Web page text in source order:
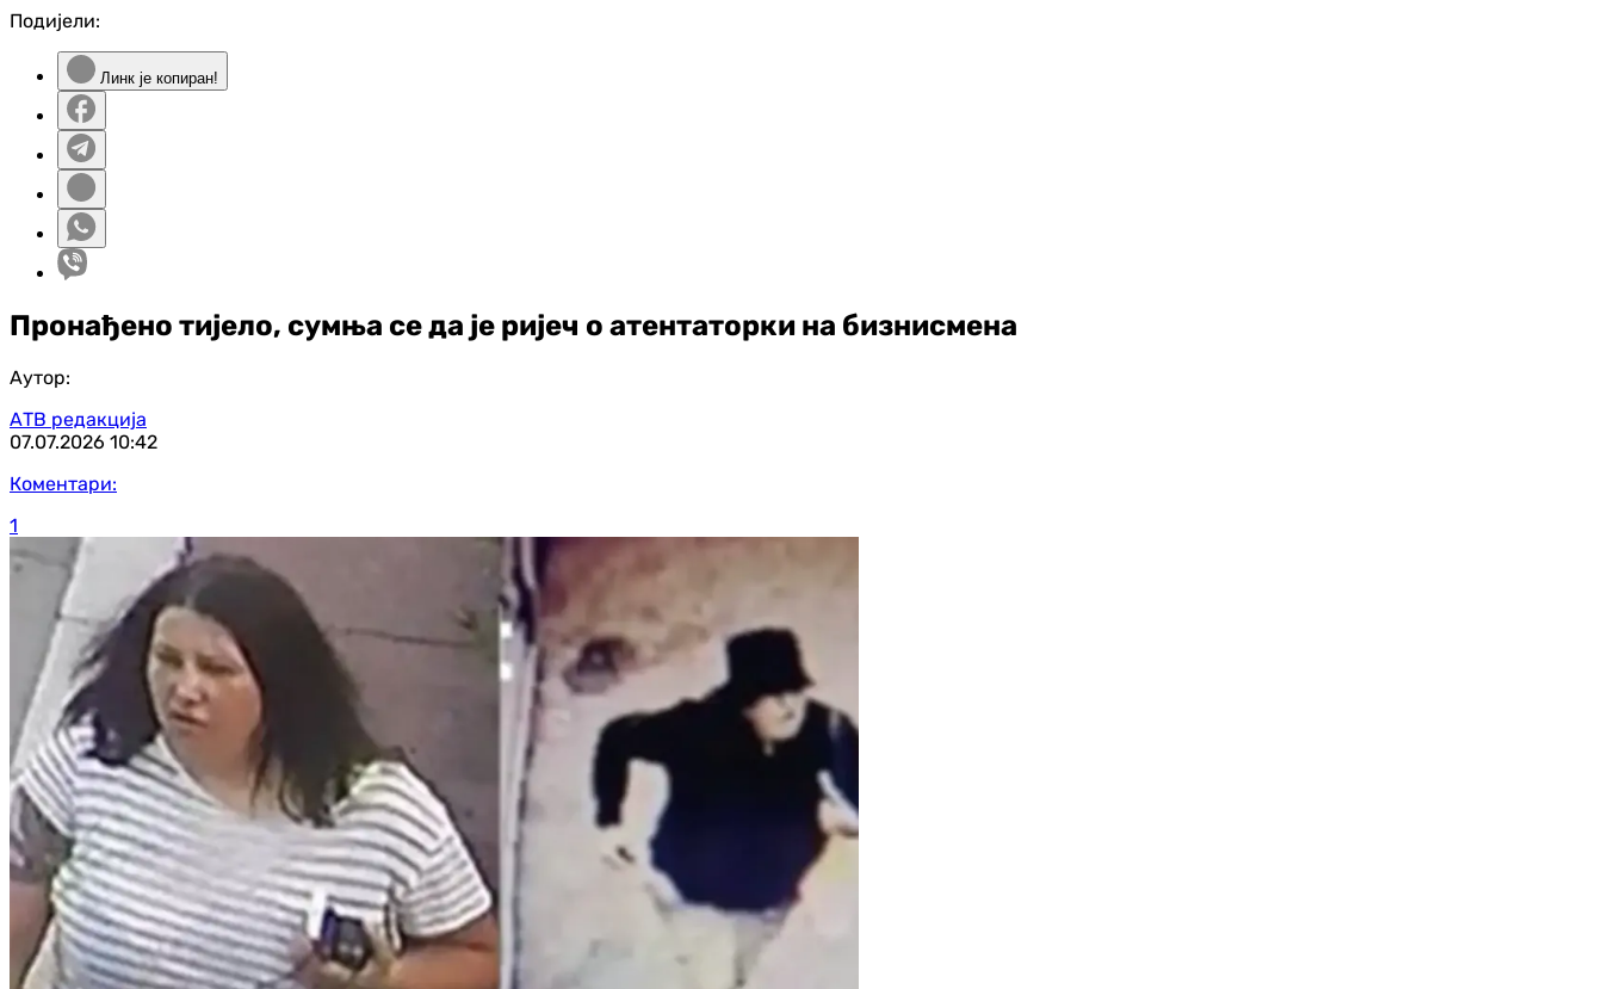
Подијели:
Линк је копиран!
Пронађено тијело, сумња се да је ријеч о атентаторки на бизнисмена
Аутор:
АТВ редакција
07.07.2026 10:42
Коментари:
1